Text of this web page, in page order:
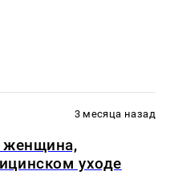
3 месяца назад
женщина,
уходе